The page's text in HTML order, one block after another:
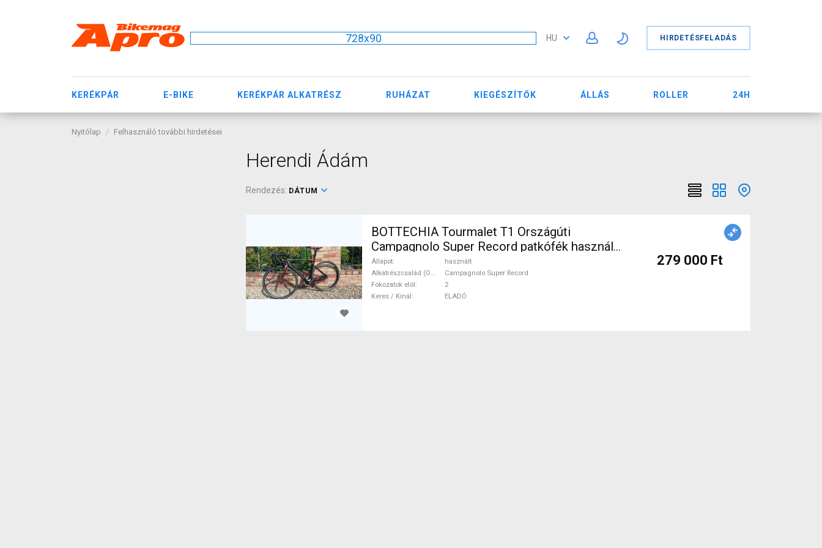
728x90 HU HIRDETÉSFELADÁS
KERÉKPÁR E-BIKE KERÉKPÁR ALKATRÉSZ RUHÁZAT KIEGÉSZÍTŐK ÁLLÁS ROLLER 24H
Nyitólap Felhasználó további hirdetései
Herendi Ádám
Rendezés: DÁTUM
BOTTECHIA Tourmalet T1 Országúti
Campagnolo Super Record patkófék használt
ELADÓ
Állapot
használt
Alkatrészcsalád (Outi)
Campagnolo Super Record
Fokozatok elöl
2
Keres / Kínál
ELADÓ
279 000 Ft